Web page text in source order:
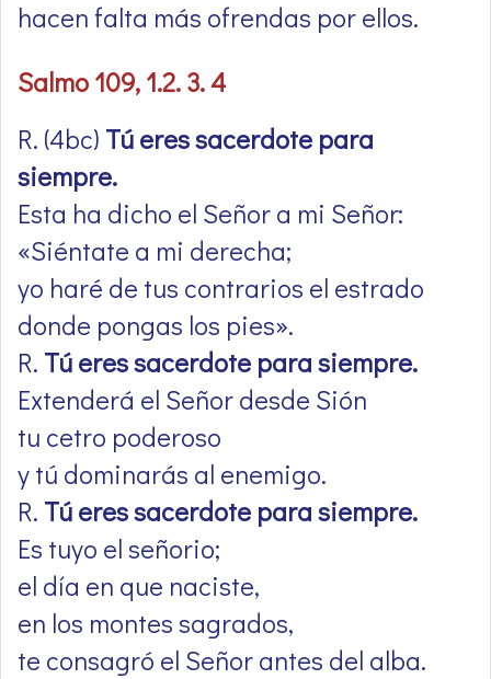
hacen falta más ofrendas por ellos.
Salmo 109, 1.2. 3. 4
R. (4bc) Tú eres sacerdote para
siempre.
Esta ha dicho el Señor a mi Señor:
«Siéntate a mi derecha;
yo haré de tus contrarios el estrado
donde pongas los pies».
R. Tú eres sacerdote para siempre.
Extenderá el Señor desde Sión
tu cetro poderoso
y tú dominarás al enemigo.
R. Tú eres sacerdote para siempre.
Es tuyo el señorio;
el día en que naciste,
en los montes sagrados,
te consagró el Señor antes del alba.